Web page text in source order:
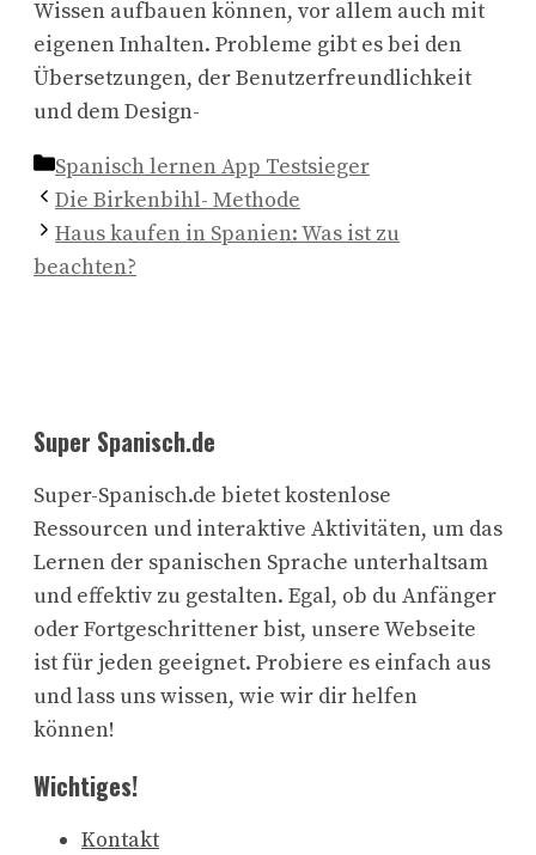
Wissen aufbauen können, vor allem auch mit
eigenen Inhalten. Probleme gibt es bei den
Übersetzungen, der Benutzerfreundlichkeit
und dem Design-
Kategorien
Spanisch lernen App Testsieger
Die Birkenbihl- Methode
Haus kaufen in Spanien: Was ist zu
beachten?
Super Spanisch.de
Super-Spanisch.de bietet kostenlose
Ressourcen und interaktive Aktivitäten, um das
Lernen der spanischen Sprache unterhaltsam
und effektiv zu gestalten. Egal, ob du Anfänger
oder Fortgeschrittener bist, unsere Webseite
ist für jeden geeignet. Probiere es einfach aus
und lass uns wissen, wie wir dir helfen
können!
Wichtiges!
Kontakt